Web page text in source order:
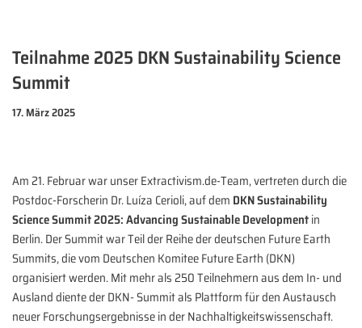
Teilnahme 2025 DKN Sustainability Science
Summit
17. März 2025
Am 21. Februar war unser Extractivism.de-Team, vertreten durch die
Postdoc-Forscherin Dr. Luíza Cerioli, auf dem DKN Sustainability
Science Summit 2025: Advancing Sustainable Developmentin
Berlin. Der Summit war Teil der Reihe der deutschen Future Earth
Summits, die vom Deutschen Komitee Future Earth (DKN)
organisiert werden. Mit mehr als 250 Teilnehmern aus dem In- und
Ausland diente der DKN- Summit als Plattform für den Austausch
neuer Forschungsergebnisse in der Nachhaltigkeitswissenschaft.